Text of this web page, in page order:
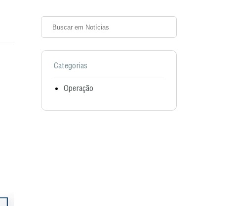
Categorias
Operação